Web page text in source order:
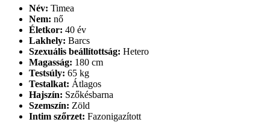
Név: Timea
Nem: nő
Életkor: 40 év
Lakhely: Barcs
Szexuális beállítottság: Hetero
Magasság: 180 cm
Testsúly: 65 kg
Testalkat: Átlagos
Hajszín: Szőkésbarna
Szemszín: Zöld
Intim szőrzet: Fazonigazított